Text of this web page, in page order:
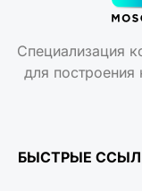
Специализация
для
БЫСТРЫЕ